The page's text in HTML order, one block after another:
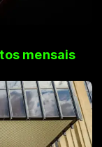
mensais